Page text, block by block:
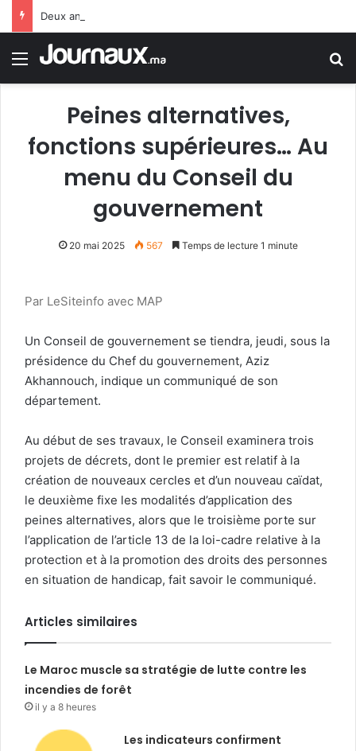
Menu
Peines alternatives,
fonctions supérieures… Au
menu du Conseil du
gouvernement
20 mai 2025 567 Temps de lecture 1 minute
Par LeSiteinfo avec MAP
Un Conseil de gouvernement se tiendra, jeudi, sous la
présidence du Chef du gouvernement, Aziz
Akhannouch, indique un communiqué de son
département.
Au début de ses travaux, le Conseil examinera trois
projets de décrets, dont le premier est relatif à la
création de nouveaux cercles et d’un nouveau caïdat,
le deuxième fixe les modalités d’application des
peines alternatives, alors que le troisième porte sur
l’application de l’article 13 de la loi-cadre relative à la
protection et à la promotion des droits des personnes
en situation de handicap, fait savoir le communiqué.
Articles similaires
Le Maroc muscle sa stratégie de lutte contre les
incendies de forêt
il y a 8 heures
Les indicateurs confirment